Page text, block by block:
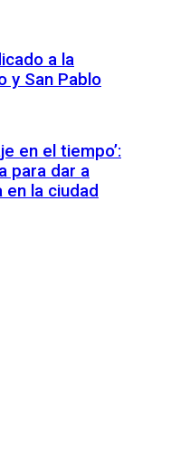
a la
y San Pablo
en el tiempo’:
para dar a
la ciudad